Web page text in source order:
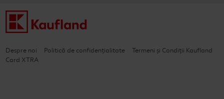
Despre noi Politică de confidențialitate
Termeni și Condiții Kaufland
Card XTRA